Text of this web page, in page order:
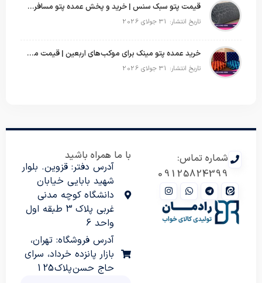
قیمت پتو سبک سنس | خرید و پخش عمده پتو مسافرتی Sense
تاریخ انتشار: 31 جولای 2026
خرید عمده پتو مینک برای موکب‌های اربعین | قیمت مناسب و ارسال سریع
تاریخ انتشار: 31 جولای 2026
شماره تماس:
09125824399
با ما همراه باشید
آدرس دفتر: قزوین. بلوار
شهید بابایی خیابان
دانشگاه کوچه مدنی
غربی پلاک 3 طبقه اول
واحد 6
آدرس فروشگاه: تهران،
بازار پانزده خرداد، سرای
حاج حسن پلاک 125